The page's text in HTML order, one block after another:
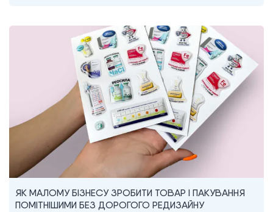
ЯК МАЛОМУ БІЗНЕСУ ЗРОБИТИ ТОВАР І ПАКУВАННЯ
ПОМІТНІШИМИ БЕЗ ДОРОГОГО РЕДИЗАЙНУ